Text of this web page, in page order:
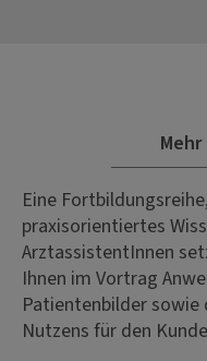
Eine
praxisorientiertes
ArztassistentInnen
Ihnen im Vortrag
Patientenbilder
Nutzens für den